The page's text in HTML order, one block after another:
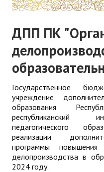
ДПП ПК
Государственное
учреждение
образования
республиканский
педагогического
реализации
программы повышения
делопроизводства в
2024 году.